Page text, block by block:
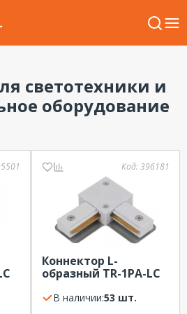
светотехники и
оборудование
Код:396181
Коннектор L-
образный TR-1PA-LС
шинопровода белый
В наличии:
53 шт.